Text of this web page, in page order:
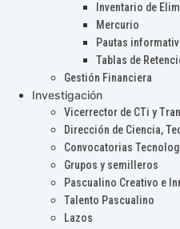
Inventario de
Mercurio
Pautas
Tablas de
Gestión Financiera
Investigación
Vicerrector de CTi y
Dirección de Ciencia,
Convocatorias
Grupos y semilleros
Pascualino Creativo e
Talento Pascualino
Lazos